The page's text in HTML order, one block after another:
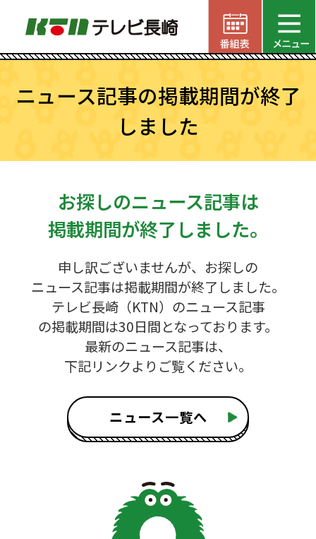
ニュース記事の掲載期間が終了
しました
お探しのニュース記事は
掲載期間が終了しました。
申し訳ございませんが、お探しの
ニュース記事は掲載期間が終了しました。
テレビ長崎（KTN）のニュース記事
の掲載期間は30日間となっております。
最新のニュース記事は、
下記リンクよりご覧ください。
ニュース一覧へ